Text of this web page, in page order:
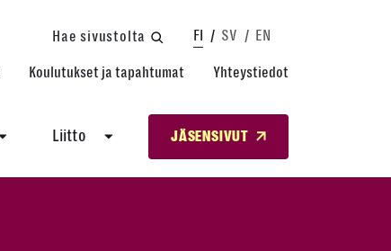
Hae sivustolta FI SV EN
Koulutukset ja tapahtumat Yhteystiedot
Liitto JÄSENSIVUT